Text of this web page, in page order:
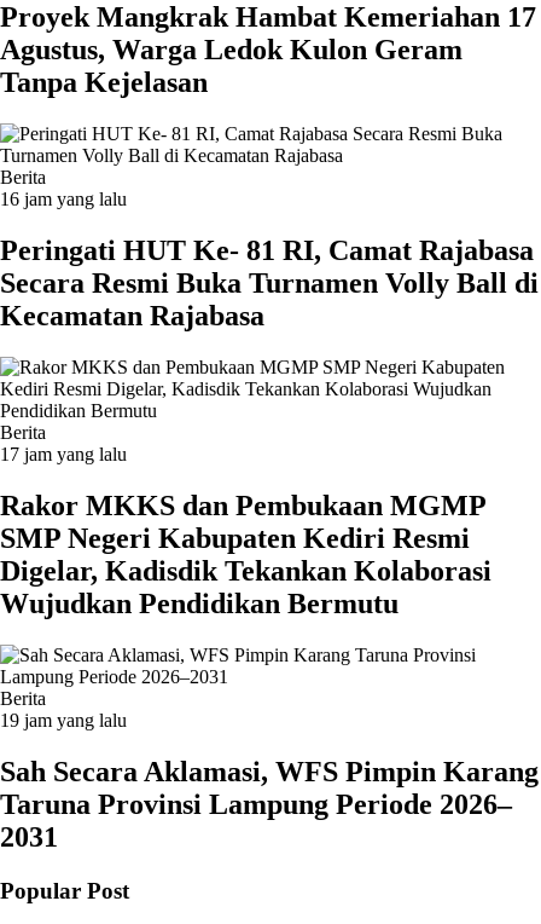
‎Proyek Mangkrak Hambat Kemeriahan 17
Agustus, Warga Ledok Kulon Geram
Tanpa Kejelasan
Berita
16 jam yang lalu
Peringati HUT Ke- 81 RI, Camat Rajabasa
Secara Resmi Buka Turnamen Volly Ball di
Kecamatan Rajabasa
Berita
17 jam yang lalu
Rakor MKKS dan Pembukaan MGMP
SMP Negeri Kabupaten Kediri Resmi
Digelar, Kadisdik Tekankan Kolaborasi
Wujudkan Pendidikan Bermutu
Berita
19 jam yang lalu
Sah Secara Aklamasi, WFS Pimpin Karang
Taruna Provinsi Lampung Periode 2026–
2031
Popular Post